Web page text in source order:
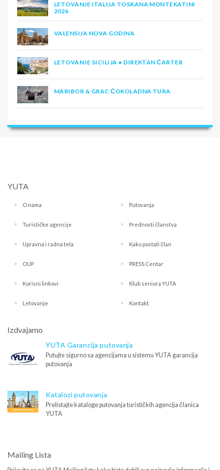
LETOVANJE ITALIJA TOSKANA MONTEKATINI
2026
VALENSIJA NOVA GODINA
LETOVANJE SICILIJA • DIREKTAN ČARTER
MARIBOR & GRAC ČOKOLADNA TURA
YUTA
O nama Putovanja
Turističke agencije Prednosti članstva
Upravna i radna tela Kako postati član
OUP PRESS Centar
Korisni linkovi Klub seniora YUTA
Letovanje Kontakt
Izdvajamo
YUTA Garancija putovanja
Putujte sigurno sa agencijama u sistemu YUTA garancija
putovanja
Katalozi putovanja
Prelistajte kataloge putovanja turističkih agencija članica
YUTA
Mailing Lista